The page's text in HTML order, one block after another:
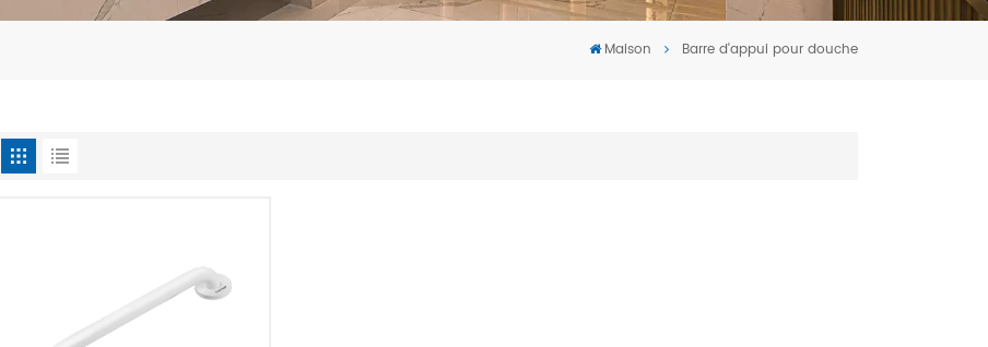
中文
Maison Barre d'appui pour douche